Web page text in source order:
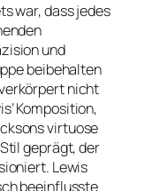
war, dass jedes
und
beibehalten
nicht
Komposition,
virtuose
geprägt, der
Lewis
beeinflusste